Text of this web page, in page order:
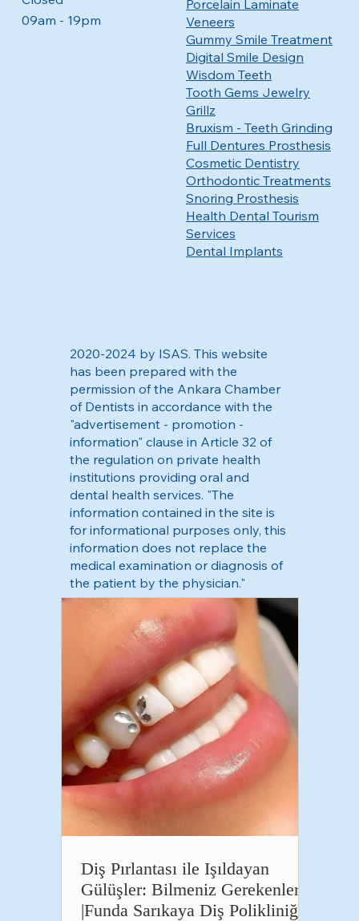
09am - 19pm
Porcelain Laminate
Veneers
Gummy Smile Treatment
Digital Smile Design
Wisdom Teeth
Tooth Gems Jewelry
Grillz
Bruxism - Teeth Grinding
Full Dentures Prosthesis
Cosmetic Dentistry
Orthodontic Treatments
Snoring Prosthesis
Health Dental Tourism
Services
Dental Implants
Diş Pırlantası ile Işıldayan
Gülüşler: Bilmeniz Gerekenler
|Funda Sarıkaya Diş Polikliniği
2020-2024 by ISAS. This website
has been prepared with the
permission of the Ankara Chamber
of Dentists in accordance with the
"advertisement - promotion -
information" clause in Article 32 of
the regulation on private health
institutions providing oral and
dental health services. "The
information contained in the site is
for informational purposes only, this
information does not replace the
medical examination or diagnosis of
the patient by the physician."